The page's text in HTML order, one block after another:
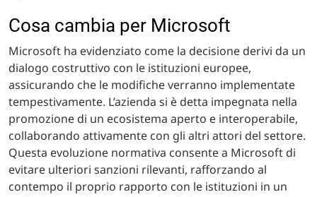
Cosa cambia per Microsoft
Microsoft ha evidenziato come la decisione derivi da un
dialogo costruttivo con le istituzioni europee,
assicurando che le modifiche verranno implementate
tempestivamente. L’azienda si è detta impegnata nella
promozione di un ecosistema aperto e interoperabile,
collaborando attivamente con gli altri attori del settore.
Questa evoluzione normativa consente a Microsoft di
evitare ulteriori sanzioni rilevanti, rafforzando al
contempo il proprio rapporto con le istituzioni in un